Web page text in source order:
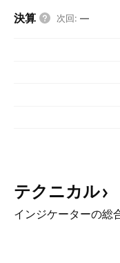
決算 次回: —
テクニカル
インジケーターの総